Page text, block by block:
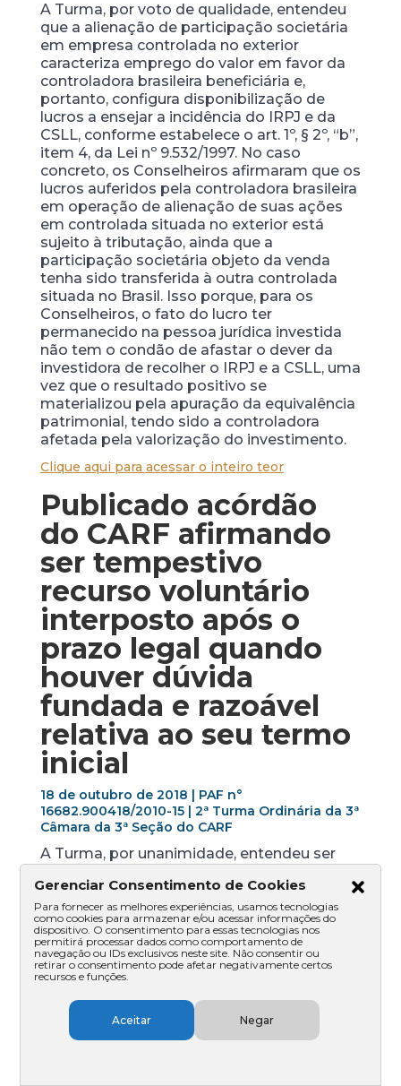
A Turma, por voto de qualidade, entendeu
que a alienação de participação societária
em empresa controlada no exterior
caracteriza emprego do valor em favor da
controladora brasileira beneficiária e,
portanto, configura disponibilização de
lucros a ensejar a incidência do IRPJ e da
CSLL, conforme estabelece o art. 1º, § 2º, “b”,
item 4, da Lei nº 9.532/1997. No caso
concreto, os Conselheiros afirmaram que os
lucros auferidos pela controladora brasileira
em operação de alienação de suas ações
em controlada situada no exterior está
sujeito à tributação, ainda que a
participação societária objeto da venda
tenha sido transferida à outra controlada
situada no Brasil. Isso porque, para os
Conselheiros, o fato do lucro ter
permanecido na pessoa jurídica investida
não tem o condão de afastar o dever da
investidora de recolher o IRPJ e a CSLL, uma
vez que o resultado positivo se
materializou pela apuração da equivalência
patrimonial, tendo sido a controladora
afetada pela valorização do investimento.
Clique aqui para acessar o inteiro teor
Publicado acórdão
do CARF afirmando
ser tempestivo
recurso voluntário
interposto após o
prazo legal quando
houver dúvida
fundada e razoável
relativa ao seu termo
inicial
18 de outubro de 2018 | PAF n°
16682.900418/2010-15 | 2ª Turma Ordinária da 3ª
Câmara da 3ª Seção do CARF
A Turma, por unanimidade, entendeu ser
após o prazo de 30 dias, estabelecido pelo
art. 33 do Decreto nº 70.235/1972, na
hipótese em que restar dúvida fundada e
razoável acerca do termo inicial do prazo
recursal. No caso concreto, os Conselheiros
destacaram que o contribuinte consultou o
endereço eletrônico no mesmo dia em que
houve a disponibilização da decisão da DRJ
na caixa postal eletrônica e recebeu
Gerenciar Consentimento de Cookies
Para fornecer as melhores experiências, usamos tecnologias
como cookies para armazenar e/ou acessar informações do
dispositivo. O consentimento para essas tecnologias nos
permitirá processar dados como comportamento de
navegação ou IDs exclusivos neste site. Não consentir ou
retirar o consentimento pode afetar negativamente certos
recursos e funções.
Aceitar Negar